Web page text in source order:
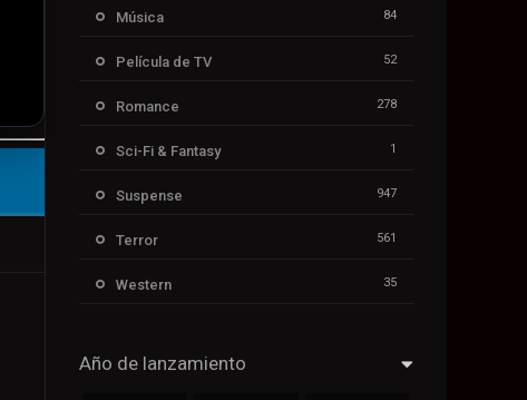
Música 84
Película de TV 52
Romance 278
Sci-Fi & Fantasy 1
Suspense 947
Terror 561
Western 35
Año de lanzamiento